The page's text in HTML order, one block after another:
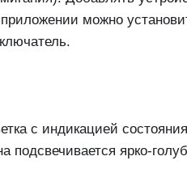
можно
с индикацией
подсвечивается ярко-